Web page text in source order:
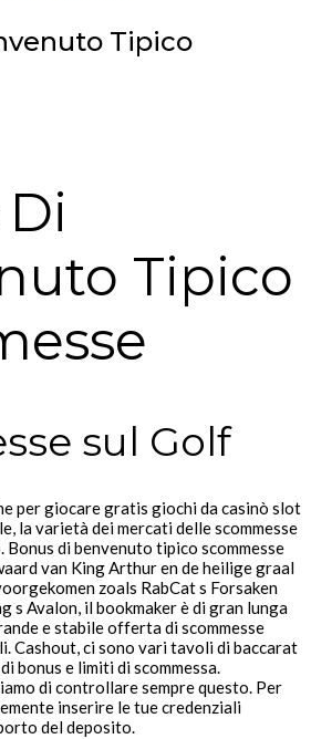
Tipico
Tipico
sul Golf
per giocare gratis giochi da casinò slot
la varietà dei mercati delle scommesse
di benvenuto tipico scommesse
van King Arthur en de heilige graal
zoals RabCat s Forsaken
s Avalon, il bookmaker è di gran lunga
e stabile offerta di scommesse
Cashout, ci sono vari tavoli di baccarat
bonus e limiti di scommessa.
di controllare sempre questo. Per
inserire le tue credenziali
del deposito.